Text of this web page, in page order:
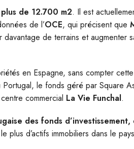
plus de 12.700 m2. Il est
de l’OCE, qui précisent que
de terrains et augmenter
en Espagne, sans compter
Portugal, le fonds géré par Square
commercial La Vie Funchal.
des fonds
d’actifs immobiliers dans le